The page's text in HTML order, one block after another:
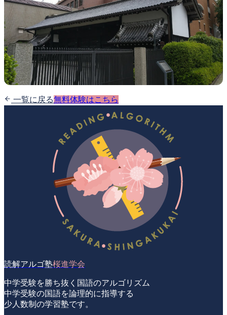
一覧に戻る無料体験はこちら
読解アルゴ塾桜進学会
中学受験を勝ち抜く国語のアルゴリズム
中学受験の国語を論理的に指導する
少人数制の学習塾です。